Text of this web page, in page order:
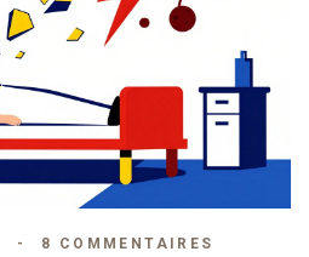
8 COMMENTAIRES